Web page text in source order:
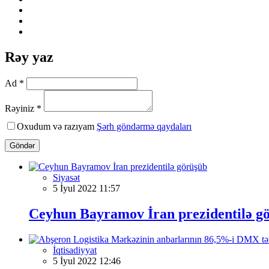
Rəy yaz
Ad *
Rəyiniz *
Oxudum və razıyam Şərh göndərmə qaydaları
Göndər
Siyasət
5 İyul 2022 11:57
Ceyhun Bayramov İran prezidentilə
İqtisadiyyat
5 İyul 2022 12:46